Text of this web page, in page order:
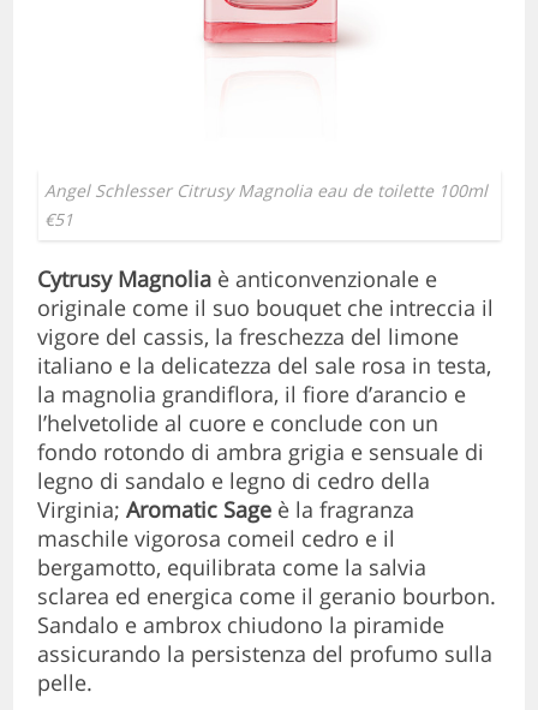
Angel Schlesser Citrusy Magnolia eau de toilette 100ml
€51
Cytrusy Magnolia è anticonvenzionale e
originale come il suo bouquet che intreccia il
vigore del cassis, la freschezza del limone
italiano e la delicatezza del sale rosa in testa,
la magnolia grandiflora, il fiore d’arancio e
l’helvetolide al cuore e conclude con un
fondo rotondo di ambra grigia e sensuale di
legno di sandalo e legno di cedro della
Virginia;Aromatic Sage è la fragranza
maschile vigorosa comeil cedro e il
bergamotto, equilibrata come la salvia
sclarea ed energica come il geranio bourbon.
Sandalo e ambrox chiudono la piramide
assicurando la persistenza del profumo sulla
pelle.